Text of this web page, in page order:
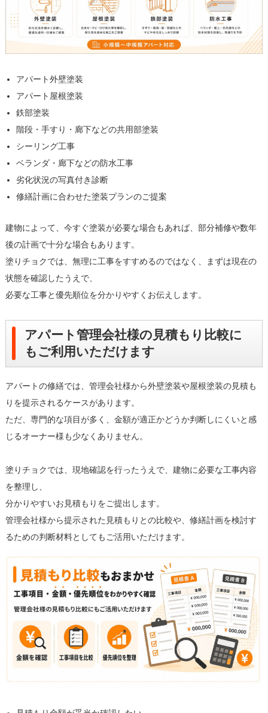
アパート外壁塗装
アパート屋根塗装
鉄部塗装
階段・手すり・廊下などの共用部塗装
シーリング工事
ベランダ・廊下などの防水工事
劣化状況の写真付き診断
修繕計画に合わせた塗装プランのご提案
建物によって、今すぐ塗装が必要な場合もあれば、部分補修や数年
後の計画で十分な場合もあります。
塗りチョクでは、無理に工事をすすめるのではなく、まずは現在の
状態を確認したうえで、
必要な工事と優先順位を分かりやすくお伝えします。
アパート管理会社様の見積もり比較に
もご利用いただけます
アパートの修繕では、管理会社様から外壁塗装や屋根塗装の見積も
りを提示されるケースがあります。
ただ、専門的な項目が多く、金額が適正かどうか判断しにくいと感
じるオーナー様も少なくありません。
塗りチョクでは、現地確認を行ったうえで、建物に必要な工事内容
を整理し、
分かりやすいお見積もりをご提出します。
管理会社様から提示された見積もりとの比較や、修繕計画を検討す
るための判断材料としてもご活用いただけます。